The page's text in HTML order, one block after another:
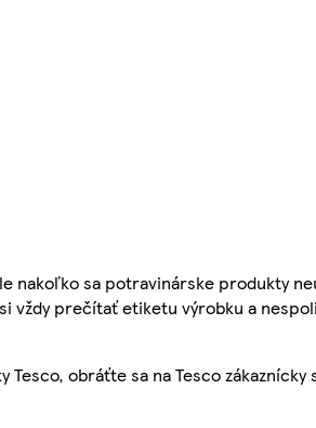
nakoľko sa potravinárske produkty
vždy prečítať etiketu výrobku a
obráťte sa na Tesco